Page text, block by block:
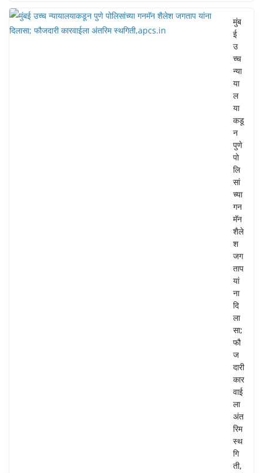
मुंब
ई
उ
च्च
न्या
या
ल
या
कडू
न
पुणे
पो
लि
सां
च्या
गन
मॅन
शैले
श
जग
ताप
यां
ना
दि
ला
सा;
फौ
ज
दारी
कार
वाई
ला
अंत
रिम
स्थ
गि
ती,